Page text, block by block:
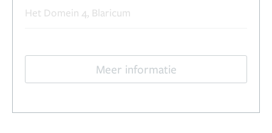
Het Domein 4, Blaricum
Meer informatie